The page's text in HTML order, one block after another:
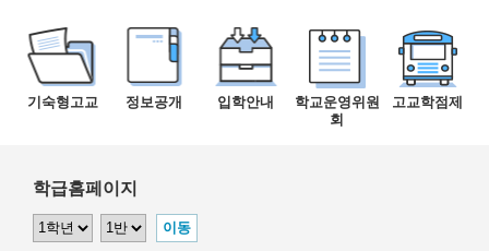
기숙형고교 정보공개 입학안내
학교운영위원
회
고교학점제
학급홈페이지